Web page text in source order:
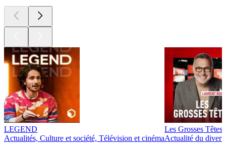
LEGEND
Actualités, Culture et société, Télévision et cinéma
Les Grosses Têtes
Actualité du